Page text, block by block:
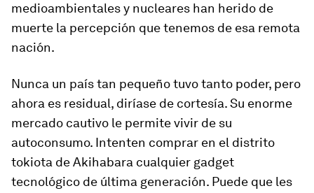
medioambientales y nucleares han herido de
muerte la percepción que tenemos de esa remota
nación.
Nunca un país tan pequeño tuvo tanto poder, pero
ahora es residual, diríase de cortesía. Su enorme
mercado cautivo le permite vivir de su
autoconsumo. Intenten comprar en el distrito
tokiota de Akihabara cualquier gadget
tecnológico de última generación. Puede que les